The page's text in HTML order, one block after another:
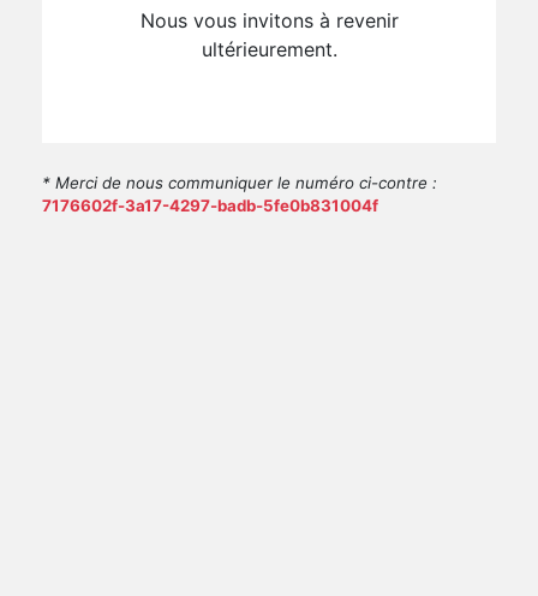
Nous vous invitons à revenir
ultérieurement.
* Merci de nous communiquer le numéro ci-contre :
7176602f-3a17-4297-badb-5fe0b831004f